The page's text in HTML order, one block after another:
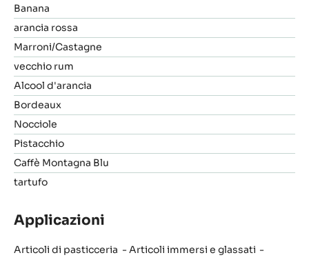
Banana
arancia rossa
Marroni/Castagne
vecchio rum
Alcool d'arancia
Bordeaux
Nocciole
Pistacchio
Caffè Montagna Blu
tartufo
Applicazioni
Articoli di pasticceria
Articoli immersi e glassati